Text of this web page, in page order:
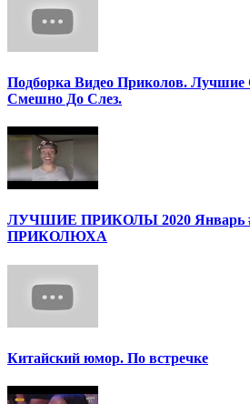
Подборка Видео Приколов.
Смешно До Слез.
ЛУЧШИЕ ПРИКОЛЫ 2020 Январь
ПРИКОЛЮХА
Китайский юмор. По встречке